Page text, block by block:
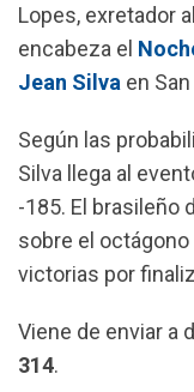
o
k
p
p
a
Lopes, exretador
encabeza el
Jean Silva en
Según las
Silva llega al
-185. El brasileño
sobre el
victorias por
Viene de enviar a
314.